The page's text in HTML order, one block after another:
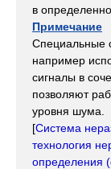
в
Примечание
Специальные
например
сигналы в
позволяют
уровня шума.
[Система
технология
определения